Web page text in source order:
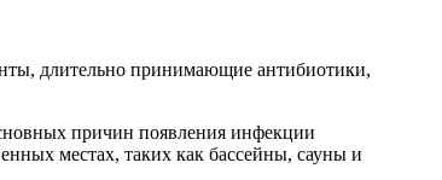
длительно принимающие антибиотики,
причин появления инфекции
местах, таких как бассейны, сауны и